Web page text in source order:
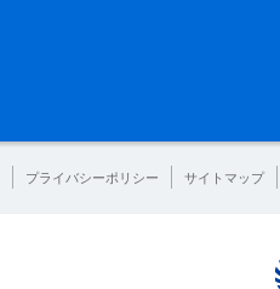
プライバシーポリシー サイトマップ